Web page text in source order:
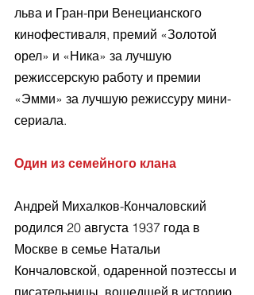
льва и Гран-при Венецианского
кинофестиваля, премий «Золотой
орел» и «Ника» за лучшую
режиссерскую работу и премии
«Эмми» за лучшую режиссуру мини-
сериала.
Один из семейного клана
Андрей Михалков-Кончаловский
родился 20 августа 1937 года в
Москве в семье Натальи
Кончаловской, одаренной поэтессы и
писательницы, вошедшей в историю